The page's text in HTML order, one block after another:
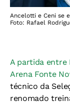
Ancelotti e Ceni se
Foto: Rafael
A partida entre
Arena Fonte
técnico da
renomado